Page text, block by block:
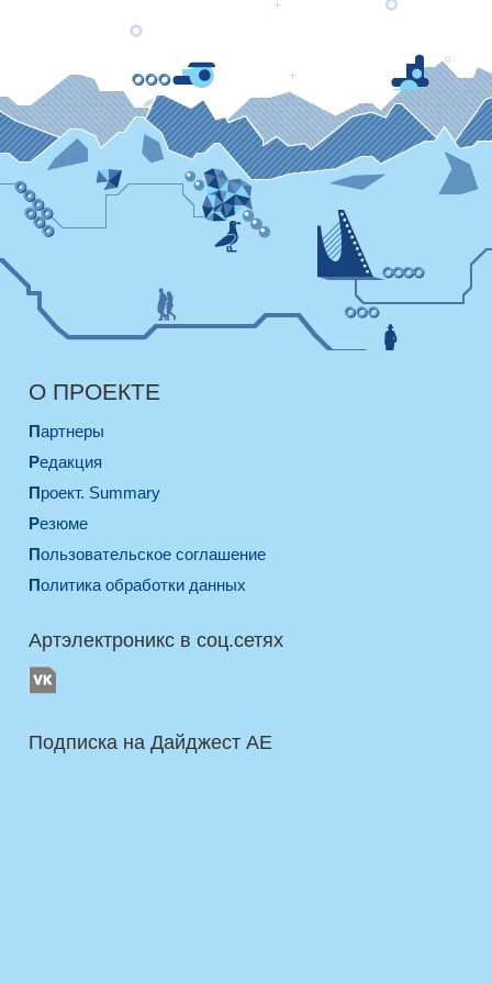
О ПРОЕКТЕ
Партнеры
Редакция
Проект. Summary
Резюме
Пользовательское соглашение
Политика обработки данных
Артэлектроникс в соц.сетях
Подписка на Дайджест AE